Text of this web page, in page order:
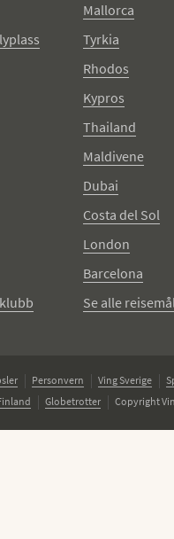
Mallorca
Tyrkia
Rhodos
Kypros
Thailand
Maldivene
Dubai
Costa del Sol
London
Barcelona
Se alle
Personvern Ving Sverige
Globetrotter Copyright